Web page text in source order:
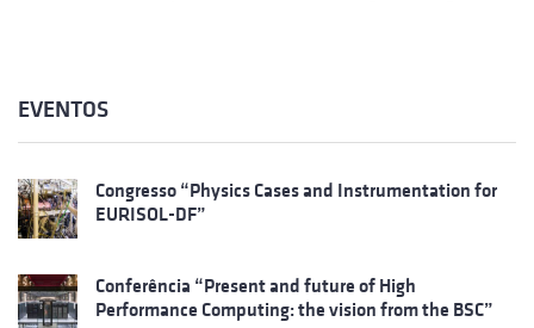
EVENTOS
Congresso “Physics Cases and Instrumentation for
EURISOL-DF”
Conferência “Present and future of High
Performance Computing: the vision from the BSC”